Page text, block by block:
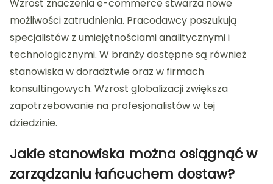
Wzrost znaczenia e-commerce stwarza nowe
możliwości zatrudnienia. Pracodawcy poszukują
specjalistów z umiejętnościami analitycznymi i
technologicznymi. W branży dostępne są również
stanowiska w doradztwie oraz w firmach
konsultingowych. Wzrost globalizacji zwiększa
zapotrzebowanie na profesjonalistów w tej
dziedzinie.
Jakie stanowiska można osiągnąć w
zarządzaniu łańcuchem dostaw?